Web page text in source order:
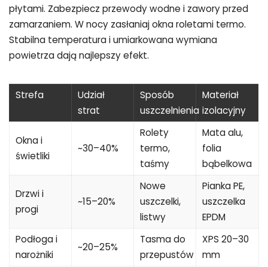
płytami. Zabezpiecz przewody wodne i zawory przed
zamarzaniem. W nocy zasłaniaj okna roletami termo.
Stabilna temperatura i umiarkowana wymiana
powietrza dają najlepszy efekt.
Strefa
Udział
strat
Sposób
uszczelnienia
Materiał
izolacyjny
Okna i
świetliki
~30–40%
Rolety
termo,
taśmy
Mata alu,
folia
bąbelkowa
Drzwi i
progi
~15–20%
Nowe
uszczelki,
listwy
Pianka PE,
uszczelka
EPDM
Podłoga i
narożniki
~20–25%
Tasma do
przepustów
XPS 20–30
mm